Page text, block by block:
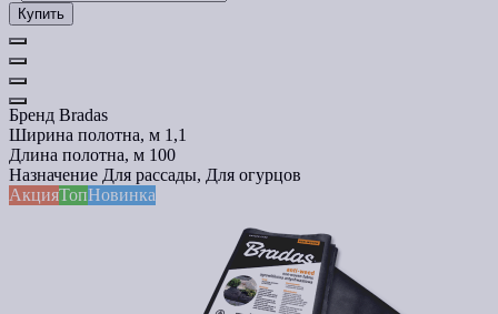
Купить
Бренд Bradas
Ширина полотна, м 1,1
Длина полотна, м 100
Назначение Для рассады, Для огурцов
АкцияТопНовинка